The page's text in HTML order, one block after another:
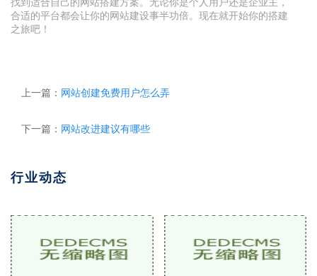
合适的平台都会让你的网站建设事半功倍。现在就开始你的搭建
之旅吧！
上一篇： 网站创建免费用户怎么弄
下一篇： 网站改进建议有哪些
行业动态